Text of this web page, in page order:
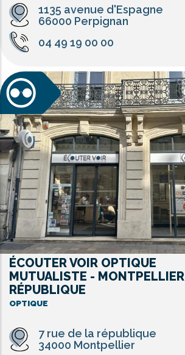
1135 avenue d'Espagne
66000 Perpignan
04 49 19 00 00
ÉCOUTER VOIR OPTIQUE
MUTUALISTE - MONTPELLIER
RÉPUBLIQUE
OPTIQUE
7 rue de la république
34000 Montpellier